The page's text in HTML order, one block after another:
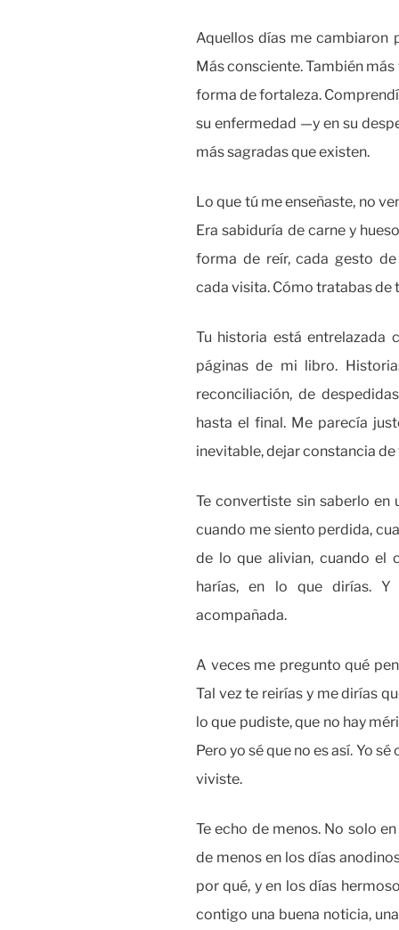
Aquellos días me cambiaron
Más consciente. También
forma de fortaleza.
su enfermedad —y en su
más sagradas que existen.
Lo que tú me enseñaste, no
Era sabiduría de carne y
forma de reír, cada gesto
cada visita. Cómo tratabas de
Tu historia está entrelazada
páginas de mi libro.
reconciliación, de
hasta el final. Me parecía
inevitable, dejar constancia de
Te convertiste sin saberlo en
cuando me siento perdida,
de lo que alivian, cuando el
harías, en lo que dirías. Y
acompañada.
A veces me pregunto qué
Tal vez te reirías y me dirías
lo que pudiste, que no hay
Pero yo sé que no es así. Yo
viviste.
Te echo de menos. No solo
de menos en los días
por qué, y en los días
contigo una buena noticia,